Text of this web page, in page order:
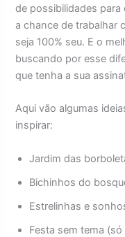
de possibilidades para
a chance de trabalhar
seja 100% seu. E o
buscando por esse
que tenha a sua
Aqui vão algumas
inspirar:
Jardim das
Bichinhos do
Estrelinhas e
Festa sem tema